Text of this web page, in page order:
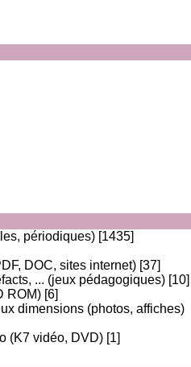
périodiques) [1435]
DOC, sites internet) [37]
... (jeux pédagogiques) [10]
ROM) [6]
dimensions (photos, affiches)
(K7 vidéo, DVD) [1]